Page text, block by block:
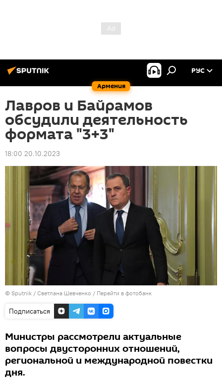
Армения
РУС
Лавров и Байрамов
обсудили деятельность
формата "3+3"
18:00 20.10.2023
© Sputnik / Светлана Шевченко / Перейти в фотобанк
Подписаться
Министры рассмотрели актуальные
вопросы двусторонних отношений,
региональной и международной повестки
дня.